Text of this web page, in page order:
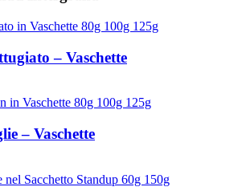
– Vaschette
– Vaschette